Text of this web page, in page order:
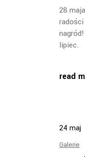
28
lipiec.
read
24 maj
Galerie